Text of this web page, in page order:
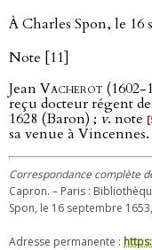
À Charles Spon, le 16
Note [11]
JeanVacherot (1602-
reçu docteur régent
1628 (Baron) ; v. note
sa venue à Vincennes.
Correspondance complète
Capron. – Paris :
Spon, le 16 septembre
Adresse permanente :